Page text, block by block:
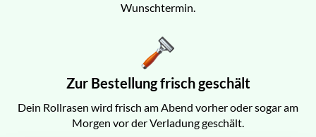
Wunschtermin.
Zur Bestellung frisch geschält
Dein Rollrasen wird frisch am Abend vorher oder sogar am
Morgen vor der Verladung geschält.